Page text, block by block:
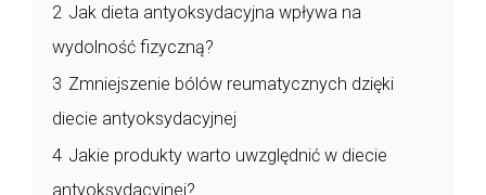
2 Jak dieta antyoksydacyjna wpływa na
wydolność fizyczną?
3 Zmniejszenie bólów reumatycznych dzięki
diecie antyoksydacyjnej
4 Jakie produkty warto uwzględnić w diecie
antyoksydacyjnej?